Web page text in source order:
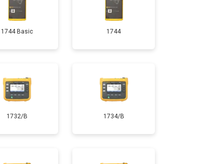
1744 Basic 1744
1732/B 1734/B